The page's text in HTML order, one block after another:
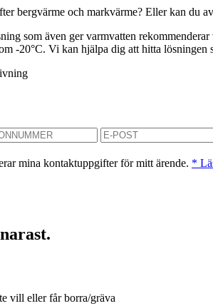
bergvärme och markvärme? Eller kan du
som även ger varmvatten
-20°C. Vi kan hjälpa dig att hitta lösningen
mina kontaktuppgifter för mitt ärende. *
vill eller får borra/gräva